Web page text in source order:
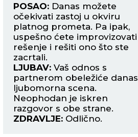
POSAO: Danas možete
očekivati zastoj u okviru
platnog prometa. Pa ipak,
uspešno ćete improvizovati
rešenje i rešiti ono što ste
zacrtali.
LJUBAV: Vaš odnos s
partnerom obeležiće danas
ljubomorna scena.
Neophodan je iskren
razgovor s obe strane.
ZDRAVLJE: Odlično.